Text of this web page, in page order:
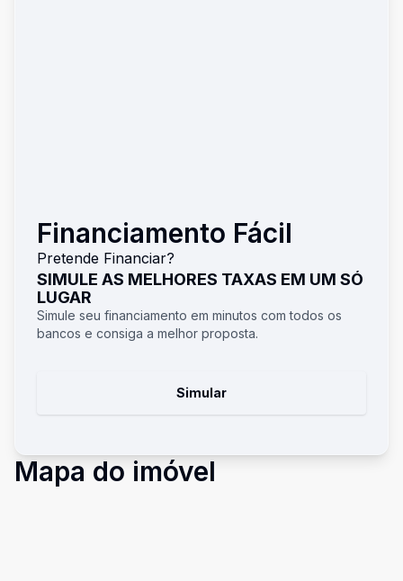
Financiamento Fácil
Pretende Financiar?
SIMULE AS MELHORES TAXAS EM UM SÓ
LUGAR
Simule seu financiamento em minutos com todos os
bancos e consiga a melhor proposta.
Simular
Mapa do imóvel